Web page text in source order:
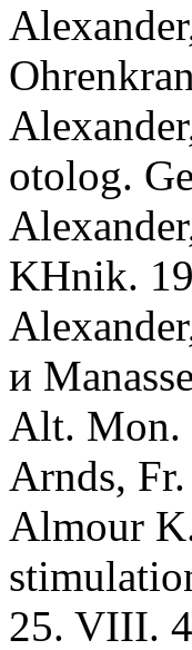
otolog.
KHnik.
и
Alt. Mon.
Arnds,
Almоur
25. VIII.